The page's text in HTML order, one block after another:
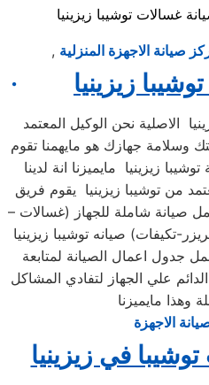
غسالات توشيبا زيزينيا
, صيانة الاجهزة المنزلية
· زيزينيا
الاصلية نحن الوكيل المعتمد
وسلامة جهازك هو مايهمنا تقوم
زيزينيا مايميزنا انة لدينا
من توشيبا زيزينيا يقوم فريق
صيانة شاملة للجهاز (غسالات –
تكيفات) صيانه توشيبا زيزينيا
جدول اعمال الصيانة لمتابعة
علي الجهاز لتفادي المشاكل
الاجهزة
في زيزينيا